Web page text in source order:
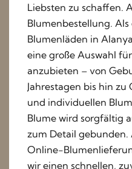
Liebsten zu schaffen.
Blumenbestellung.
Blumenläden in
eine große Auswahl
anzubieten – von
Jahrestagen bis hin
und individuellen
Blume wird sorgfältig
zum Detail gebunden.
Online-
wir einen schnellen,